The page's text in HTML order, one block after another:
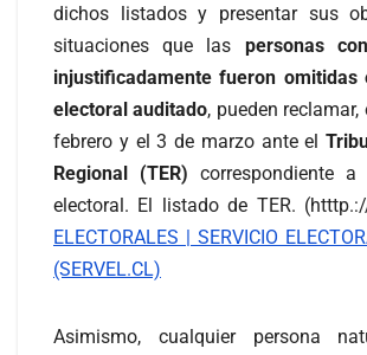
dichos listados y presentar sus
situaciones que las personas
injustificadamente fueron omitidas
electoral auditado, pueden reclamar,
febrero y el 3 de marzo ante el
Regional (TER) correspondiente
electoral. El listado de TER.
ELECTORALES | SERVICIO
(SERVEL.CL)
Asimismo, cualquier persona